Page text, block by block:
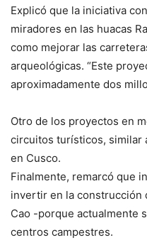
Explicó que la iniciativa
miradores en las huacas
como mejorar las
arqueológicas. “Este
aproximadamente dos
Otro de los proyectos en
circuitos turísticos, similar
en Cusco.
Finalmente, remarcó que
invertir en la construcción
Cao -porque actualmente
centros campestres.